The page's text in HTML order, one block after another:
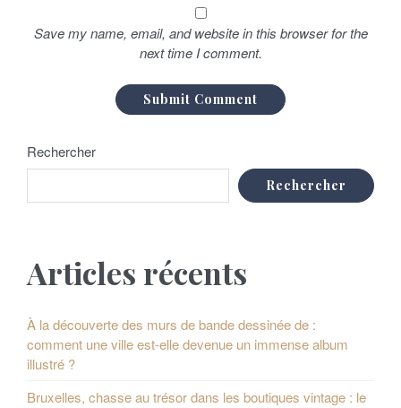
Save my name, email, and website in this browser for the
next time I comment.
Rechercher
Rechercher
Articles récents
À la découverte des murs de bande dessinée de :
comment une ville est-elle devenue un immense album
illustré ?
Bruxelles, chasse au trésor dans les boutiques vintage : le